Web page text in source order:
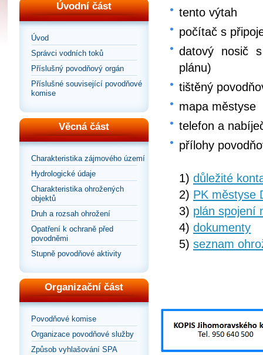
Úvodní část
Úvod
Správci vodních toků
Příslušný povodňový orgán
Příslušné související povodňové
komise
Věcná část
Charakteristika zájmového území
Hydrologické údaje
Charakteristika ohrožených
objektů
Druh a rozsah ohrožení
Opatření k ochraně před
povodněmi
Stupně povodňové aktivity
Organizační část
Povodňové komise
Organizace povodňové služby
Způsob vyhlašování SPA
tento výtah
počítač s
datový nosič
plánu)
tištěný
mapa městyse
telefon a
přílohy
1) důležité
2) PK městyse
3) plán spojení
4) dokumenty
5) seznam